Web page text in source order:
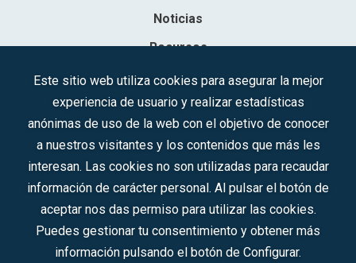
Noticias
Recursos
Contacto
Sociedad Mercantil Estatal para la Gestión de la Innovación y las
C.I.F.: A-81/874.984
Síguenos en redes sociales:
Este sitio web utiliza cookies para asegurar la mejor
experiencia de usuario y realizar estadísticas
anónimas de uso de la web con el objetivo de conocer
a nuestros visitantes y los contenidos que más les
interesan. Las cookies no son utilizadas para recaudar
información de carácter personal. Al pulsar el botón de
aceptar nos das permiso para utilizar las cookies.
Puedes gestionar tu consentimiento y obtener más
información pulsando el botón de Configurar.